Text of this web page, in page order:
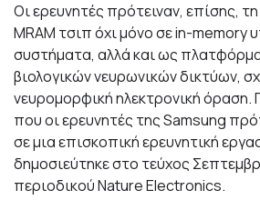
Οι ερευνητές πρότειναν, επίσης,
MRAM τσιπ όχι μόνο σε in-memory
συστήματα, αλλά και ως
βιολογικών νευρωνικών δικτύων,
νευρομορφική ηλεκτρονική όραση.
που οι ερευνητές της Samsung
σε μια επισκοπική ερευνητική
δημοσιεύτηκε στο τεύχος
περιοδικού Nature Electronics.